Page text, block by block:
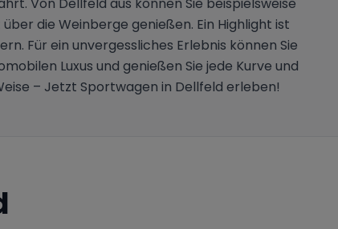
die Weinberge genießen. Ein Highlight ist
Für ein unvergessliches Erlebnis können Sie
Luxus und genießen Sie jede Kurve und
– Jetzt Sportwagen in Dellfeld erleben!